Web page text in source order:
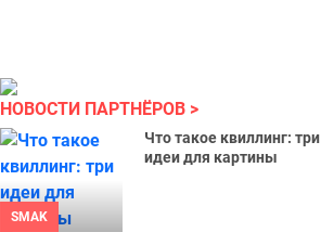
НОВОСТИ ПАРТНЁРОВ
SMAK
Что такое квиллинг: три
идеи для картины